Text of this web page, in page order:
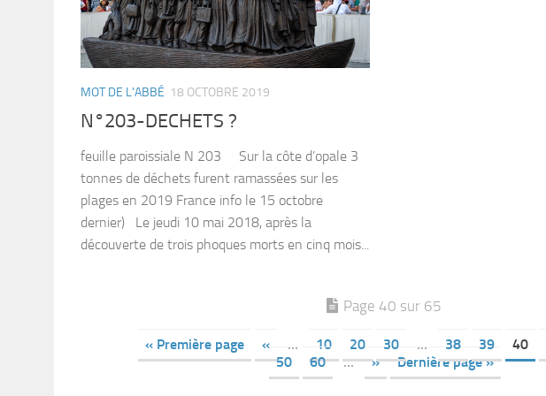
MOT DE L'ABBÉ 18 OCTOBRE 2019
N°203-DECHETS ?
feuille paroissiale N 203 Sur la côte d’opale 3
tonnes de déchets furent ramassées sur les
plages en 2019 France info le 15 octobre
dernier) Le jeudi 10 mai 2018, après la
découverte de trois phoques morts en cinq mois...
Page 40 sur 65
« Première page « … 10 20 30 … 38 39 40
50
60 … » Dernière page »